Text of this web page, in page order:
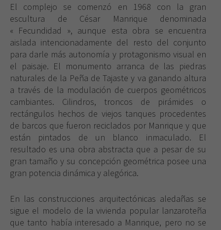
El complejo se comenzó en 1968 con la gran
escultura de César Manrique denominada
« Fecundidad », aunque esta obra se encuentra
aislada intencionadamente del resto del conjunto
para darle más autonomía y protagonismo visual en
el paisaje. El monumento arranca de las piedras
naturales de la Peña de Tajaste y va ganando altura
a través de la modulación de cuerpos geométricos
cambiantes. Cilindros, troncos de pirámides o
rectángulos hechos de viejos tanques procedentes
de barcos que fueron reciclados por Manrique y que
están pintados de un blanco inmaculado. El
resultado es una obra abstracta que a pesar de su
gran tamaño y su concepción geométrica posee una
gran potencia dinámica y alegórica.
En las construcciones arquitectónicas aledañas se
sigue el modelo de la vivienda popular lanzaroteña
que tanto había interesado a Manrique, pero no se